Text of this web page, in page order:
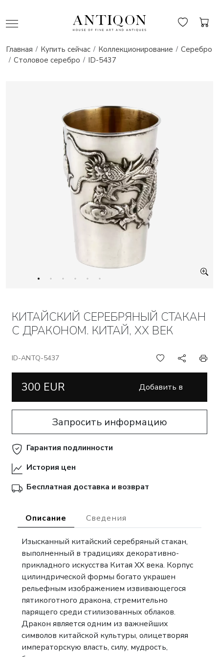
Главная Купить сейчас Коллекционирование
Серебро
Столовое серебро
ID-5437
КИТАЙСКИЙ СЕРЕБРЯНЫЙ СТАКАН
С ДРАКОНОМ. КИТАЙ, XX ВЕК
ID-ANTQ-5437
300 EUR Добавить в
корзину
Запросить информацию
Гарантия подлинности
История цен
Бесплатная доставка и возврат
Описание Сведения
Изысканный китайский серебряный стакан,
выполненный в традициях декоративно-
прикладного искусства Китая XX века. Корпус
цилиндрической формы богато украшен
рельефным изображением извивающегося
пятикоготного дракона, стремительно
парящего среди стилизованных облаков.
Дракон является одним из важнейших
символов китайской культуры, олицетворяя
императорскую власть, силу, мудрость,